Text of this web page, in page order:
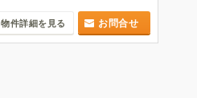
物件詳細を見る お問合せ